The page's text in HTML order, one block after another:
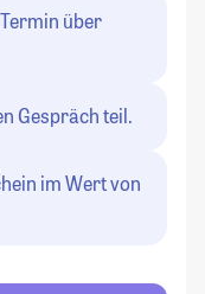
über
Gespräch teil.
im Wert von